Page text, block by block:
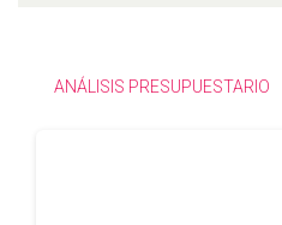
ANÁLISIS PRESUPUESTARIO